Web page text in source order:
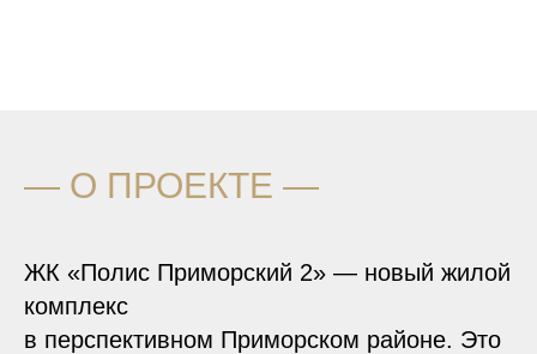
― О ПРОЕКТЕ ―
ЖК «Полис Приморский 2» — новый жилой
комплекс
в перспективном Приморском районе. Это